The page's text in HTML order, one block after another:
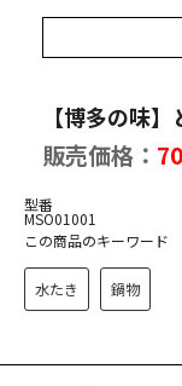
歴史はスープにあり
美味しい召し上がり方
い解凍の方法
【博多の味
販売価格：
型番
MSO01001
この商品のキーワード
水たき 鍋物